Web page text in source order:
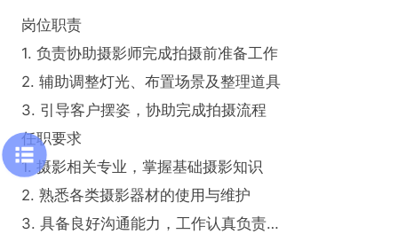
岗位职责
1. 负责协助摄影师完成拍摄前准备工作
2. 辅助调整灯光、布置场景及整理道具
3. 引导客户摆姿，协助完成拍摄流程
任职要求
1. 摄影相关专业，掌握基础摄影知识
2. 熟悉各类摄影器材的使用与维护
3. 具备良好沟通能力，工作认真负责